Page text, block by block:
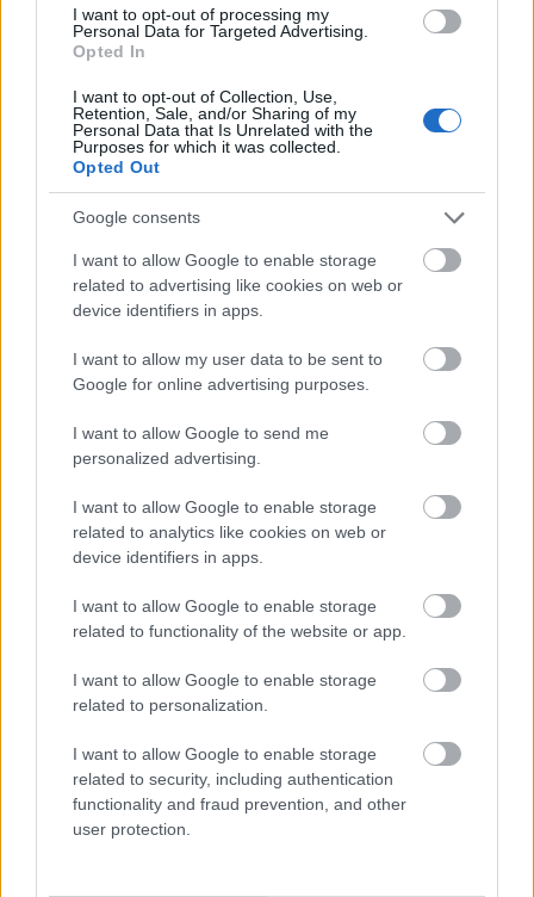
I want to opt-out of processing my
Personal Data for Targeted Advertising.
Opted In
I want to opt-out of Collection, Use,
Retention, Sale, and/or Sharing of my
Personal Data that Is Unrelated with the
Purposes for which it was collected.
Opted Out
Google consents
I want to allow Google to enable storage
related to advertising like cookies on web or
device identifiers in apps.
I want to allow my user data to be sent to
Google for online advertising purposes.
I want to allow Google to send me
personalized advertising.
I want to allow Google to enable storage
related to analytics like cookies on web or
device identifiers in apps.
I want to allow Google to enable storage
related to functionality of the website or app.
I want to allow Google to enable storage
related to personalization.
I want to allow Google to enable storage
related to security, including authentication
functionality and fraud prevention, and other
user protection.
descanso y jugar Pacheco en su lugar.
Comunio: novedades en el sistema de puntuación
para 24/25
En este artículo podéis encontrar
puntuación de Comunio para
Espanyol
RIEDEL
EDU EXPÓSITO
URKO
CALATRAVA